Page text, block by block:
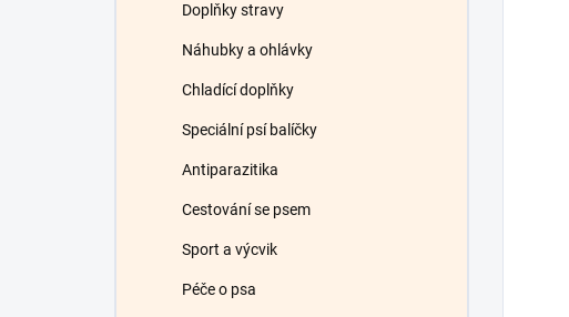
Doplňky stravy
Náhubky a ohlávky
Chladící doplňky
Speciální psí balíčky
Antiparazitika
Cestování se psem
Sport a výcvik
Péče o psa